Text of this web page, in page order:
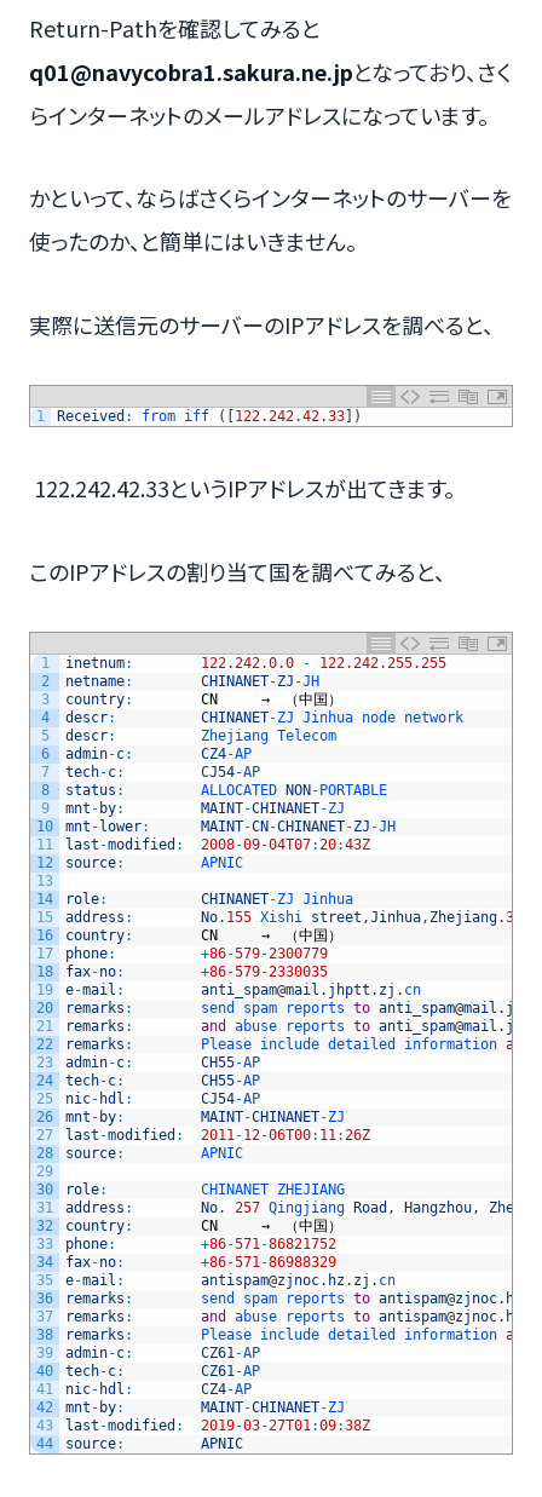
Return-Pathを確認してみると
q01@navycobra1.sakura.ne.jpとなっており、さく
らインターネットのメールアドレスになっています。
かといって、ならばさくらインターネットのサーバーを
使ったのか、と簡単にはいきません。
実際に送信元のサーバーのIPアドレスを調べると、
1 Received : from iff ( 122.242.42.33 )
122.242.42.33というIPアドレスが出てきます。
このIPアドレスの割り当て国を調べてみると、
1
2
3
4
5
6
7
8
9
10
11
12
13
14
15
16
17
18
19
20
21
22
23
24
25
26
27
28
29
30
31
32
33
34
35
36
37
38
39
40
41
42
43
44
inetnum: 122.242.0.0 -
122.242.255.255
netname: CHINANET-ZJ -JH
country: CN →　（中国）
descr: CHINANET-ZJ Jinhua node network
descr: Zhejiang Telecom
admin-c: CZ4-AP
tech-c: CJ54-AP
status : ALLOCATED NON - PORTABLE
mnt - by: MAINT-CHINANET-ZJ
mnt - lower: MAINT-CN -CHINANET-ZJ -JH
last -modified : 2008-09-04T07:20:43Z
source: APNIC
role: CHINANET-ZJ Jinhua
address : No. 155 Xishi street ,Jinhua, Zhejiang.
country: CN →　（中国）
phone: +86-579-2300779
fax-no: +86-579-2330035
e-mail : anti_spam@mail . jhptt . zj . cn
remarks : send spam reports to anti_spam@mail .
remarks : and abuse reports to anti_spam@mail .
remarks : Please include detailed information and
admin-c: CH55-AP
tech-c: CH55-AP
nic- hdl : CJ54-AP
mnt - by: MAINT-CHINANET-ZJ
last -modified : 2011-12-06T00: 11:26Z
source: APNIC
role: CHINANET ZHEJIANG
address : No. 257 Qingjiang Road , Hangzhou,
country: CN →　（中国）
phone: +86-571-86821752
fax-no: +86-571-86988329
e-mail : antispam@zjnoc. hz. zj . cn
remarks : send spam reports to antispam@zjnoc. hz
remarks : and abuse reports to antispam@zjnoc. hz
remarks : Please include detailed information and
admin-c: CZ61-AP
tech-c: CZ61-AP
nic- hdl : CZ4-AP
mnt - by: MAINT-CHINANET-ZJ
last -modified : 2019-03-27T01:09:38Z
source: APNIC